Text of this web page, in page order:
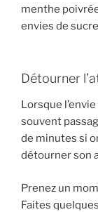
menthe
envies de
Détourner
Lorsque
souvent
de minutes si
détourner son
Prenez un
Faites